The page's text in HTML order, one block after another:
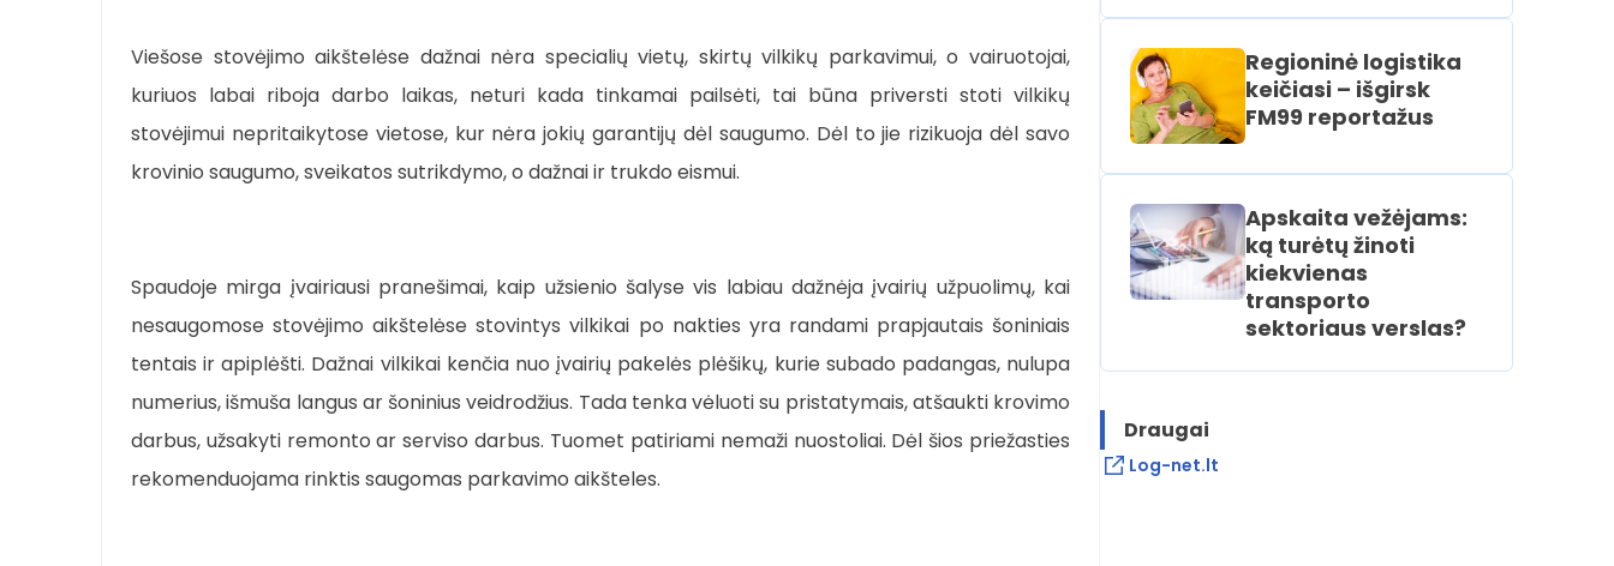
Viešose stovėjimo aikštelėse dažnai nėra specialių vietų, skirtų vilkikų parkavimui, o vairuotojai,
kuriuos labai riboja darbo laikas, neturi kada tinkamai pailsėti, tai būna priversti stoti vilkikų
stovėjimui nepritaikytose vietose, kur nėra jokių garantijų dėl saugumo. Dėl to jie rizikuoja dėl savo
krovinio saugumo, sveikatos sutrikdymo, o dažnai ir trukdo eismui.
Spaudoje mirga įvairiausi pranešimai, kaip užsienio šalyse vis labiau dažnėja įvairių užpuolimų, kai
nesaugomose stovėjimo aikštelėse stovintys vilkikai po nakties yra randami prapjautais šoniniais
tentais ir apiplėšti. Dažnai vilkikai kenčia nuo įvairių pakelės plėšikų, kurie subado padangas, nulupa
numerius, išmuša langus ar šoninius veidrodžius. Tada tenka vėluoti su pristatymais, atšaukti krovimo
darbus, užsakyti remonto ar serviso darbus. Tuomet patiriami nemaži nuostoliai. Dėl šios priežasties
rekomenduojama rinktis saugomas parkavimo aikšteles.
Regioninė logistika
keičiasi – išgirsk
FM99 reportažus
Apskaita vežėjams:
ką turėtų žinoti
kiekvienas
transporto
sektoriaus verslas?
Draugai
Log-net.lt